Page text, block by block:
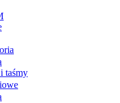
taśmy